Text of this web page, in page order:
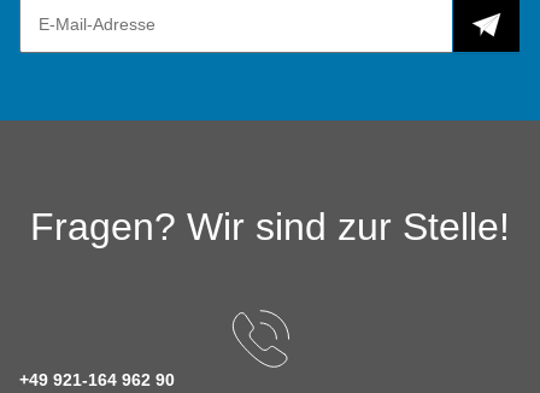
Fragen? Wir sind zur Stelle!
+49 921-164 962 90